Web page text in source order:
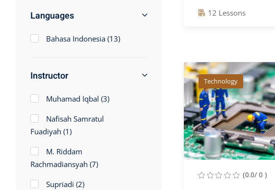
Languages
Bahasa Indonesia (13)
Instructor
Muhamad Iqbal (3)
Nafisah Samratul
Fuadiyah (1)
M. Riddam
Rachmadiansyah (7)
Supriadi (2)
12 Lessons
Technology
(0.0/ 0 )